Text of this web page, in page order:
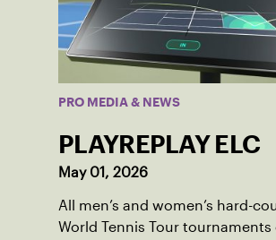
PRO MEDIA & NEWS
PLAYREPLAY ELC
May 01, 2026
All men’s and women’s hard-
World Tennis Tour tournaments